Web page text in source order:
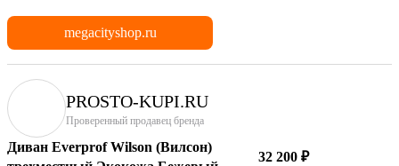
megacityshop.ru
PROSTO-KUPI.RU
Проверенный продавец бренда
Диван Everprof Wilson (Вилсон)
32 200 ₽